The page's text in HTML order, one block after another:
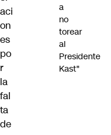
aci
on
es
po
r
la
fal
ta
de
a
no
torear
al
Presidente
Kast"